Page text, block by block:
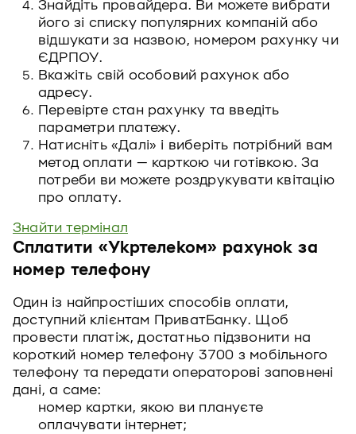
Знайдіть провайдера. Ви можете вибрати
його зі списку популярних компаній або
відшукати за назвою, номером рахунку чи
ЄДРПОУ.
Вкажіть свій особовий рахунок або
адресу.
Перевірте стан рахунку та введіть
параметри платежу.
Натисніть «Далі» і виберіть потрібний вам
метод оплати — карткою чи готівкою. За
потреби ви можете роздрукувати квітацію
про оплату.
Знайти термінал
Сплатити «Укртелеком» рахунок за
номер телефону
Один із найпростіших способів оплати,
доступний клієнтам ПриватБанку. Щоб
провести платіж, достатньо підзвонити на
короткий номер телефону 3700 з мобільного
телефону та передати операторові заповнені
дані, а саме:
номер картки, якою ви плануєте
оплачувати інтернет;